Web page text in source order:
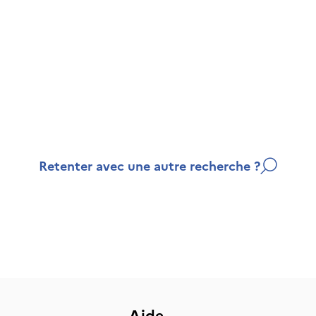
Retenter avec une autre recherche ?